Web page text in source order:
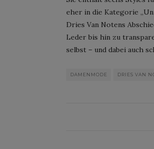
eher in die Kategorie
Dries Van Notens
Leder bis hin zu
selbst – und dabei auch
DAMENMODE DRIES VAN